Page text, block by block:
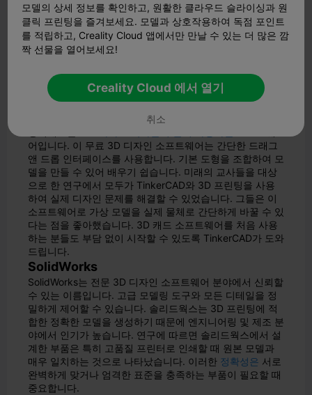
쉽게 이동할 수 있습니다.운동선수를 위한 맞춤형 장비설
계와 같은 실제 프로젝트에서 Fusion 360은 팀이 튼튼하고
가벼운 부품을 빠르게 제작하는 데 도움이 되었습니다. 소프
트웨어의 제너레이티브 디자인 툴을 사용하면 다양한 디자
있습니다. 또한 내장된 도구를 사용하여 3D 프린팅을 위한
모델을 준비할 수 있어 워크플로우를 원활하고 안정적으로
진행할 수 있습니다.
어입니다. 이 무료 3D 디자인 소프트웨어는 간단한 드래그
앤 드롭 인터페이스를 사용합니다. 기본 도형을 조합하여 모
델을 만들 수 있어 배우기 쉽습니다. 미래의 교사들을 대상
으로 한 연구에서 모두가 TinkerCAD와 3D 프린팅을 사용
하여 실제 디자인 문제를 해결할 수 있었습니다. 그들은 이
소프트웨어로 가상 모델을 실제 물체로 간단하게 바꿀 수 있
다는 점을 좋아했습니다. 3D 캐드 소프트웨어를 처음 사용
하는 분들도 부담 없이 시작할 수 있도록 TinkerCAD가 도와
드립니다.
SolidWorks
SolidWorks는 전문 3D 디자인 소프트웨어 분야에서 신뢰할
수 있는 이름입니다. 고급 모델링 도구와 모든 디테일을 정
밀하게 제어할 수 있습니다. 솔리드웍스는 3D 프린팅에 적
합한 정확한 모델을 생성하기 때문에 엔지니어링 및 제조 분
야에서 인기가 높습니다. 연구에 따르면 솔리드웍스에서 설
계한 부품은 특히 고품질 프린터로 인쇄할 때 원본 모델과
매우 일치하는 것으로 나타났습니다. 이러한 정확성은 서로
완벽하게 맞거나 엄격한 표준을 충족하는 부품이 필요할 때
중요합니다.
모델의 상세 정보를 확인하고, 원활한 클라우드 슬라이싱과 원
클릭 프린팅을 즐겨보세요. 모델과 상호작용하여 독점 포인트
를 적립하고, Creality Cloud 앱에서만 만날 수 있는 더 많은 깜
짝 선물을 열어보세요!
Creality Cloud 에서 열기
취소